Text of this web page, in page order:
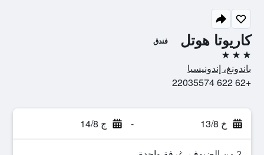
كاريوتا هوتل فندق
3 نجوم
باندونغ، إندونيسيا
+62 622 22035574
خ 13/8 - ج 14/8